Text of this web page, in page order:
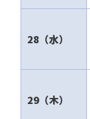
28
29